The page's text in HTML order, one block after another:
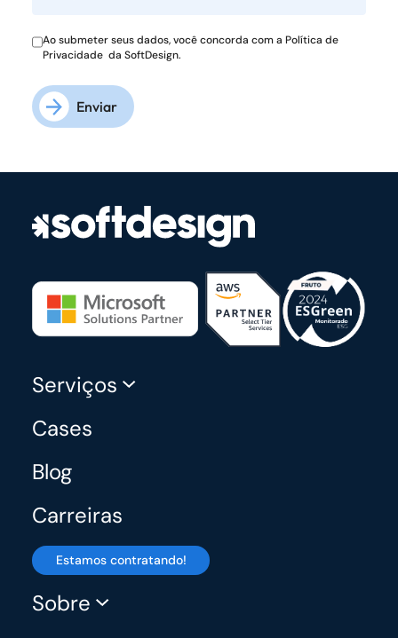
Ao submeter seus dados, você concorda com a Política de
Privacidade da SoftDesign.
Enviar
Serviços
Cases
Blog
Carreiras
Estamos contratando!
Sobre